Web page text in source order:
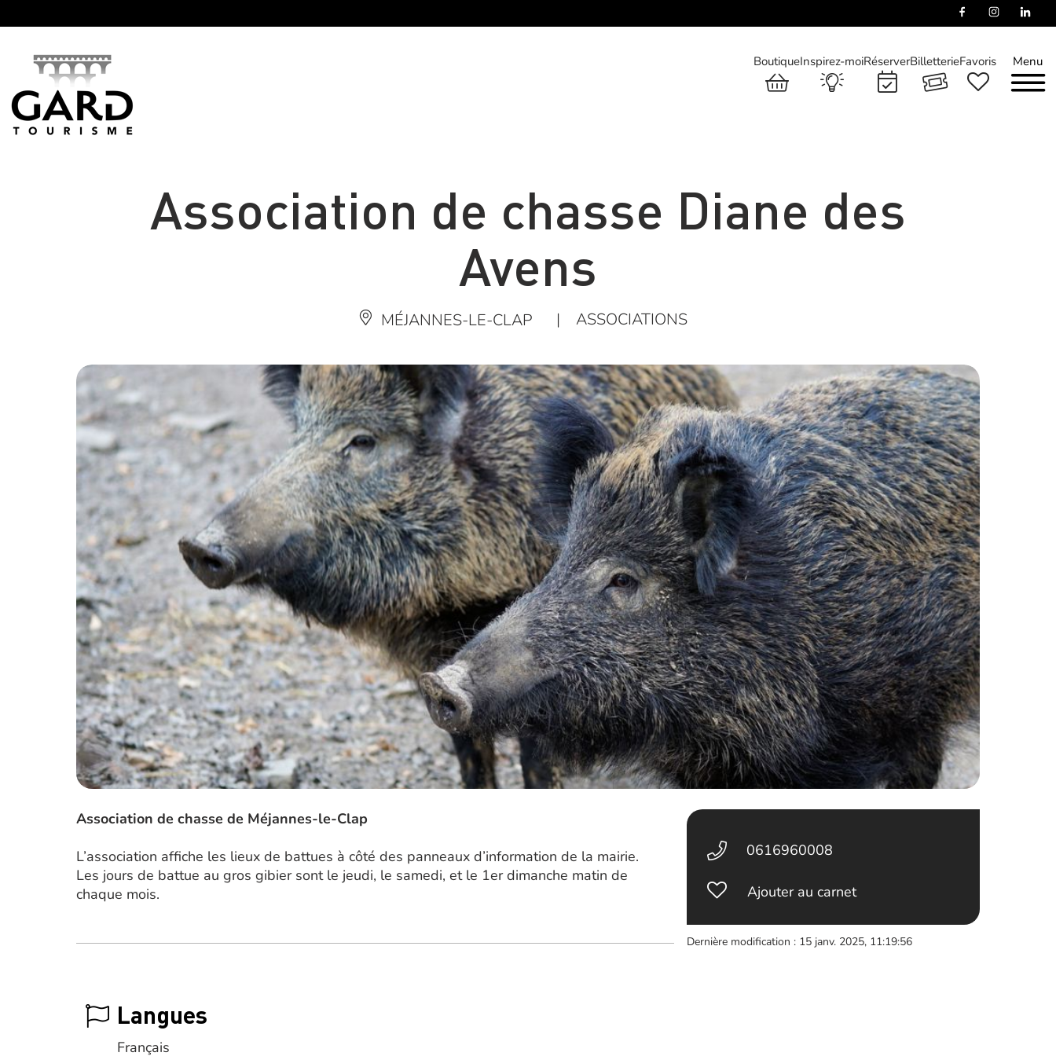
Menu
BoutiqueInspirez-moiRéserverBilletterieFavoris
Association de chasse Diane des
Avens
MÉJANNES-LE-CLAP | ASSOCIATIONS
Association de chasse de Méjannes-le-Clap
L’association affiche les lieux de battues à côté des panneaux d’information de la mairie.
Les jours de battue au gros gibier sont le jeudi, le samedi, et le 1er dimanche matin de
chaque mois.
Langues
Français
0616960008
Ajouter au carnet
Dernière modification : 15 janv. 2025, 11:19:56